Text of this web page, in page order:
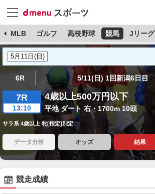
MLB ゴルフ 高校野球 競馬 Jリーグ
6R 5/11(日) 1回新潟6日目
7R
13:10
4歳以上500万円以下
平地 ダート 右・1700m 10頭
サラ系 4歳以上 牝[指定]別定
データ分析 オッズ 結果
競走成績